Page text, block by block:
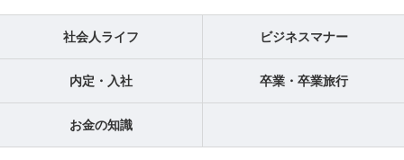
社会人ライフ ビジネスマナー
内定・入社 卒業・卒業旅行
お金の知識